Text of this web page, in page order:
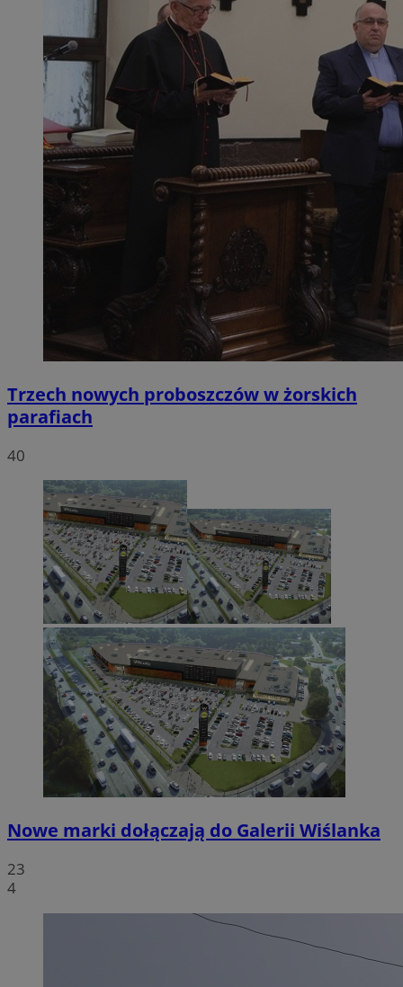
Trzech nowych proboszczów w żorskich
parafiach
40
Nowe marki dołączają do Galerii Wiślanka
23
4